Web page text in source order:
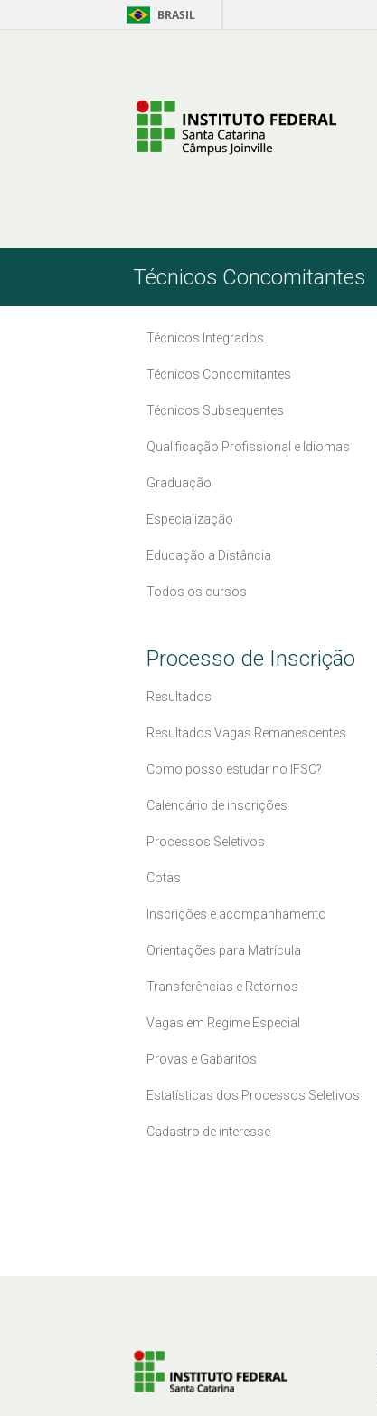
BRASIL
Técnicos Concomitantes
Técnicos Integrados
Técnicos Concomitantes
Técnicos Subsequentes
Qualificação Profissional e Idiomas
Graduação
Especialização
Educação a Distância
Todos os cursos
Processo de Inscrição
Resultados
Resultados Vagas Remanescentes
Como posso estudar no IFSC?
Calendário de inscrições
Processos Seletivos
Cotas
Inscrições e acompanhamento
Orientações para Matrícula
Transferências e Retornos
Vagas em Regime Especial
Provas e Gabaritos
Estatísticas dos Processos Seletivos
Cadastro de interesse